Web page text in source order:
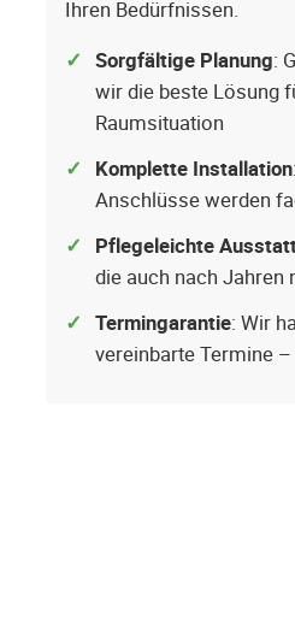
Ihren Bedürfnissen.
Sorgfältige Planung:
wir die beste Lösung
Raumsituation
Komplette Installation
Anschlüsse werden
Pflegeleichte
die auch nach Jahren
Termingarantie: Wir
vereinbarte Termine